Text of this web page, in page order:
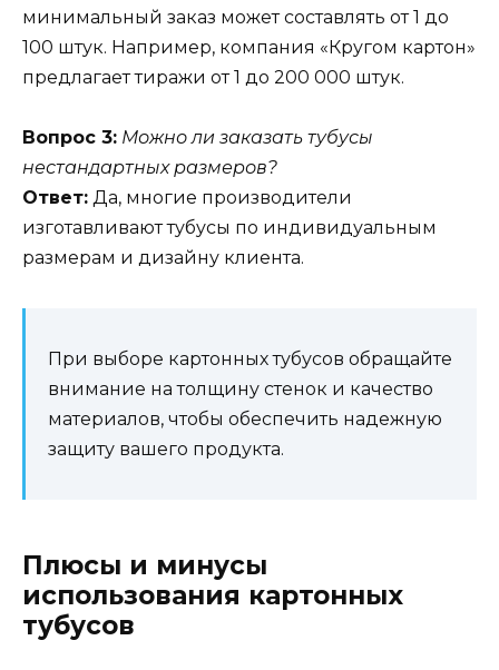
минимальный заказ может составлять от 1 до
100 штук. Например, компания «Кругом картон»
предлагает тиражи от 1 до 200 000 штук.
Вопрос 3: Можно ли заказать тубусы
нестандартных размеров?
Ответ: Да, многие производители
изготавливают тубусы по индивидуальным
размерам и дизайну клиента.
При выборе картонных тубусов обращайте
внимание на толщину стенок и качество
материалов, чтобы обеспечить надежную
защиту вашего продукта.
Плюсы и минусы
использования картонных
тубусов